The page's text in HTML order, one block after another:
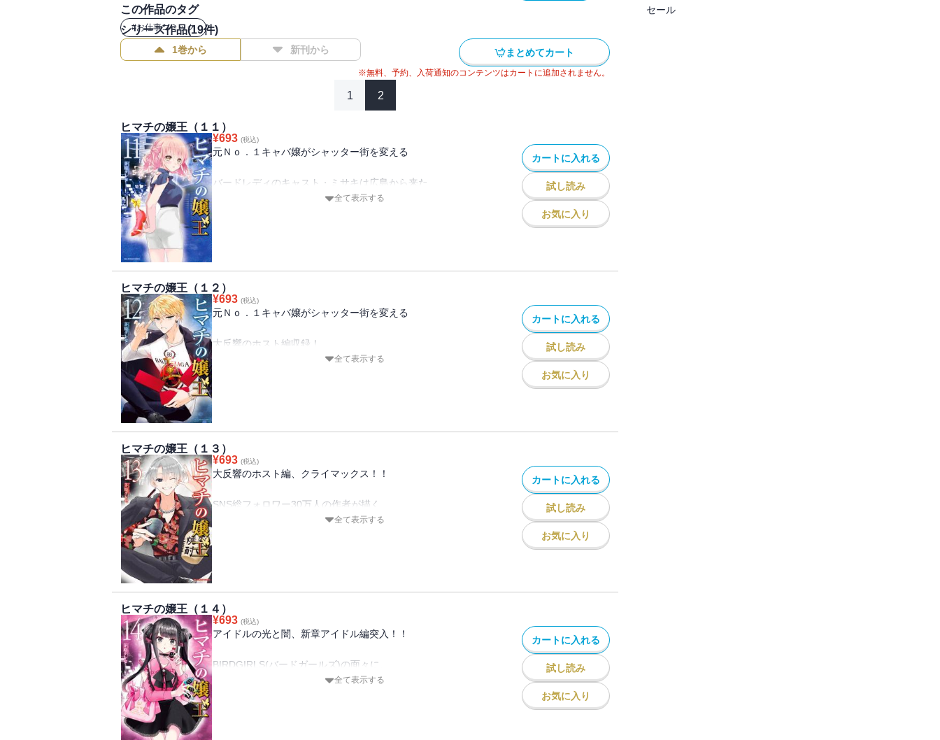
この作品のタグ
#お仕事コミック
シリーズ作品(19件)
1巻から 新刊から まとめてカート
※無料、予約、入荷通知のコンテンツはカートに追加されません。
1 2
ヒマチの嬢王（１１）
¥693 (税込)
元Ｎｏ．１キャバ嬢がシャッター街を変える
バードレディのキャスト・ミサキは広島から来た
有力店・SSS(トリプルエス)グループに移籍。
「ミサキがホストにハマってるっぽくて･･･」
以前からSSSグループの動きが気になっていたアヤネは
ホストクラブ・SSS-Gold-に乗り込む。
全て表示する
カートに入れる
試し読み
お気に入り
ヒマチの嬢王（１２）
¥693 (税込)
元Ｎｏ．１キャバ嬢がシャッター街を変える
大反響のホスト編収録！
ＳＳＳのホスト・リキヤとの関係は遂に誘拐事件へ。
そしてSSSの中心人物にして悪徳の極みとも言える
ホスト・ギンジは、アヤネの拉致し・・・！？
アヤネの、そしてバードレディの命運は如何に！？
全て表示する
カートに入れる
試し読み
お気に入り
ヒマチの嬢王（１３）
¥693 (税込)
大反響のホスト編、クライマックス！！
SNS総フォロワー30万人の作者が描く
元日本一キャバ嬢の下剋上！
一方、ギンジとハザマの戦いも佳境を迎えるが、
まさかのハザマが拳銃で撃たれてしまい・・・！
全て表示する
カートに入れる
試し読み
お気に入り
ヒマチの嬢王（１４）
¥693 (税込)
アイドルの光と闇、新章アイドル編突入！！
BIRDGIRLS(バードガールズ)の面々に、
大阪進出の声がかかりOSAKA☆Bambi(オオサカバンビ)のメンバ
全て表示する
カートに入れる
試し読み
お気に入り
セール